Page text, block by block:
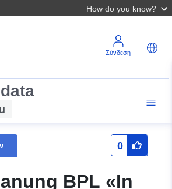
How do you know?
Σύνδεση
0
BPL «In